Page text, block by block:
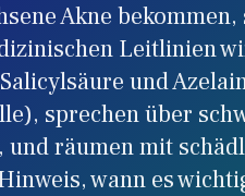
Akne bekommen,
Leitlinien
und
sprechen über
räumen mit
wann es